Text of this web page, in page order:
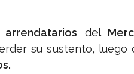
del
su sustento, luego